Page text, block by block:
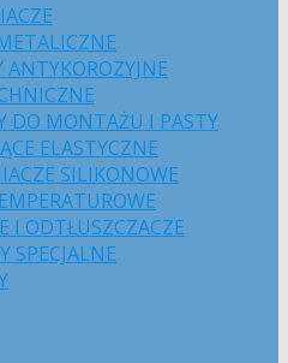
ANTYKOROZYJNE
DO MONTAŻU I PASTY
ELASTYCZNE
SILIKONOWE
I ODTŁUSZCZACZE
SPECJALNE